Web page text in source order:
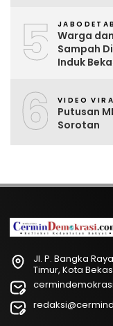
5
Warga
Sampah
Induk
6 VIDEO
Putusan
Sorotan
Jl. P. Bangka
Timur, Kota Bekasi,